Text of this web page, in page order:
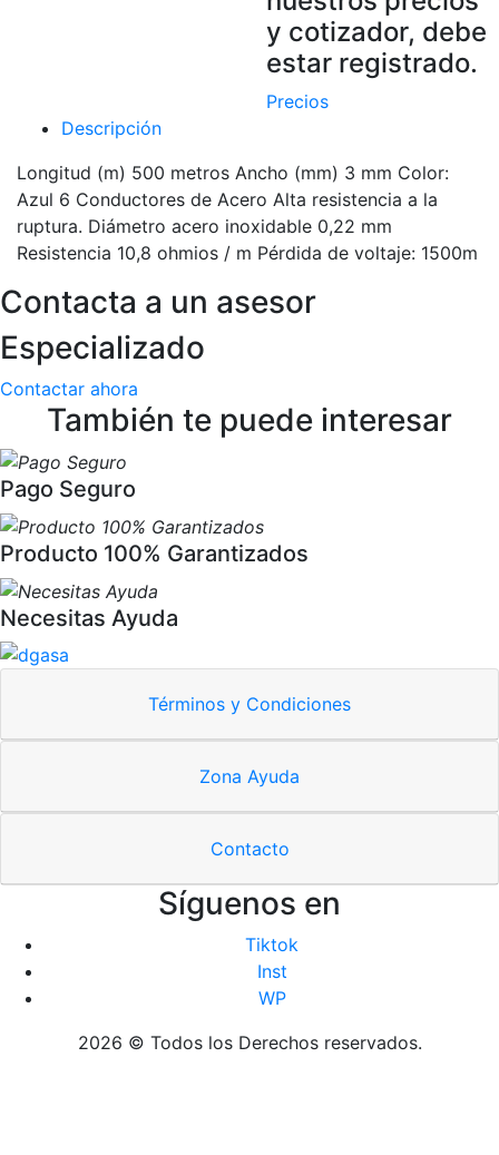
y cotizador, debe
estar registrado.
Precios
Descripción
Longitud (m) 500 metros Ancho (mm) 3 mm Color:
Azul 6 Conductores de Acero Alta resistencia a la
ruptura. Diámetro acero inoxidable 0,22 mm
Resistencia 10,8 ohmios / m Pérdida de voltaje: 1500m
Contacta a un asesor
Especializado
Contactar ahora
También te puede interesar
Pago Seguro
Producto 100% Garantizados
Necesitas Ayuda
Términos y Condiciones
Zona Ayuda
Contacto
Síguenos en
Tiktok
Inst
WP
2026 © Todos los Derechos reservados.